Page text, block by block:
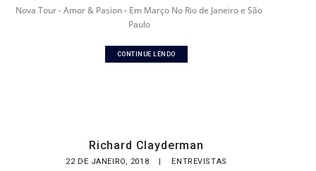
Nova Tour - Amor & Pasion - Em Março No Rio de Janeiro e São
Paulo
CONTINUE LENDO
Richard Clayderman
22 DE JANEIRO, 2018 | ENTREVISTAS